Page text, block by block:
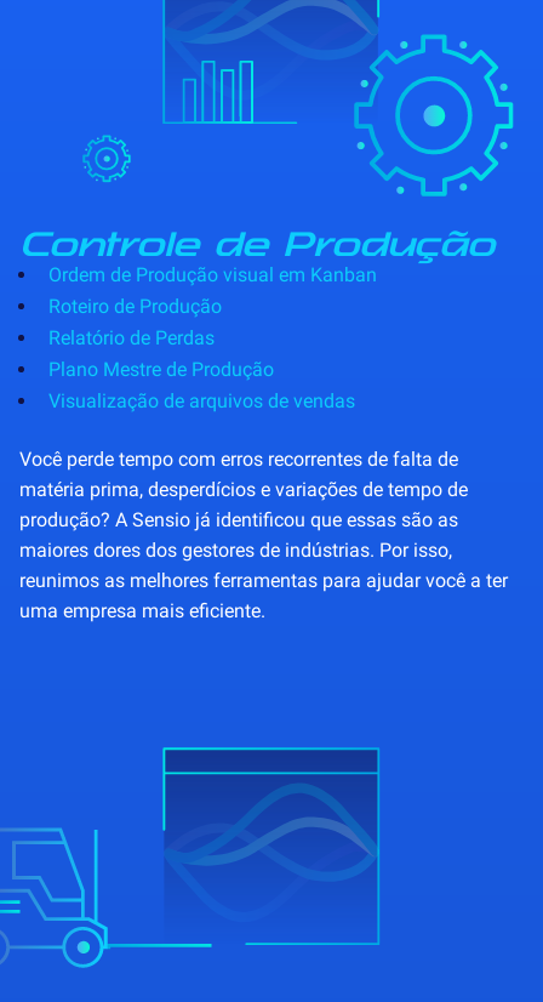
Controle de Produção
Ordem de Produção visual em Kanban
Roteiro de Produção
Relatório de Perdas
Plano Mestre de Produção
Visualização de arquivos de vendas
Você perde tempo com erros recorrentes de falta de
matéria prima, desperdícios e variações de tempo de
produção? A Sensio já identificou que essas são as
maiores dores dos gestores de indústrias. Por isso,
reunimos as melhores ferramentas para ajudar você a ter
uma empresa mais eficiente.